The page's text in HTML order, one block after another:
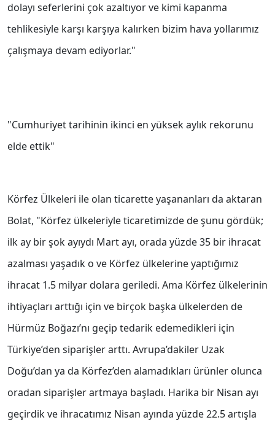
dolayı seferlerini çok azaltıyor ve kimi kapanma
tehlikesiyle karşı karşıya kalırken bizim hava yollarımız
çalışmaya devam ediyorlar."
"Cumhuriyet tarihinin ikinci en yüksek aylık rekorunu
elde ettik"
Körfez Ülkeleri ile olan ticarette yaşananları da aktaran
Bolat, "Körfez ülkeleriyle ticaretimizde de şunu gördük;
ilk ay bir şok ayıydı Mart ayı, orada yüzde 35 bir ihracat
azalması yaşadık o ve Körfez ülkelerine yaptığımız
ihracat 1.5 milyar dolara geriledi. Ama Körfez ülkelerinin
ihtiyaçları arttığı için ve birçok başka ülkelerden de
Hürmüz Boğazı’nı geçip tedarik edemedikleri için
Türkiye’den siparişler arttı. Avrupa’dakiler Uzak
Doğu’dan ya da Körfez’den alamadıkları ürünler olunca
oradan siparişler artmaya başladı. Harika bir Nisan ayı
geçirdik ve ihracatımız Nisan ayında yüzde 22.5 artışla